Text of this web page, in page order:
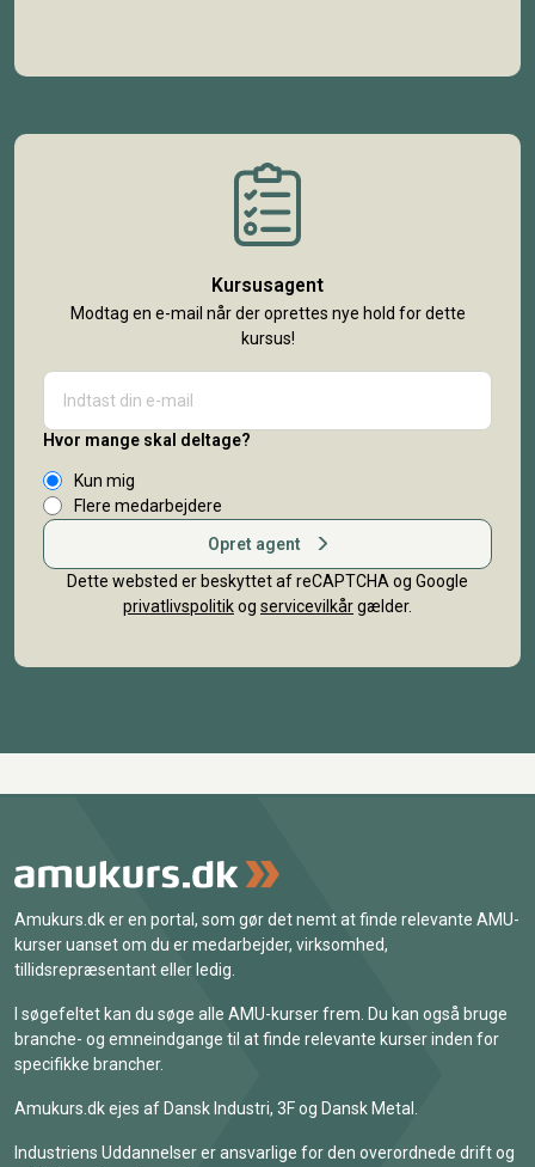
Kursusagent
Modtag en e-mail når der oprettes nye hold for dette
kursus!
Hvor mange skal deltage?
Kun mig
Flere medarbejdere
Opret agent
Dette websted er beskyttet af reCAPTCHA og Google
privatlivspolitikog servicevilkårgælder.
Amukurs.dk er en portal, som gør det nemt at finde relevante AMU-
kurser uanset om du er medarbejder, virksomhed,
tillidsrepræsentant eller ledig.
I søgefeltet kan du søge alle AMU-kurser frem. Du kan også bruge
branche- og emneindgange til at finde relevante kurser inden for
specifikke brancher.
Amukurs.dk ejes af Dansk Industri, 3F og Dansk Metal.
Industriens Uddannelser er ansvarlige for den overordnede drift og